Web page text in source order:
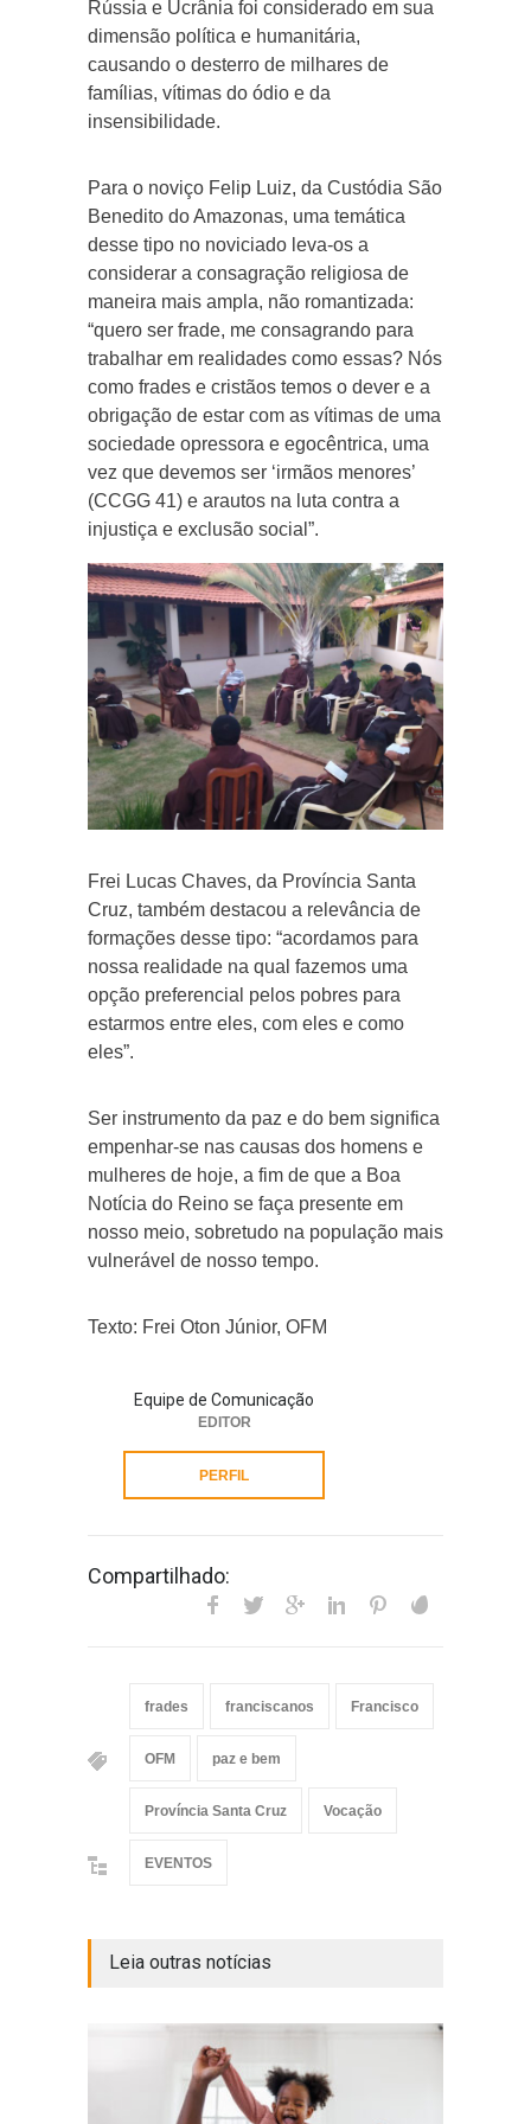
Rússia e Ucrânia foi considerado em sua
dimensão política e humanitária,
causando o desterro de milhares de
famílias, vítimas do ódio e da
insensibilidade.
Para o noviço Felip Luiz, da Custódia São
Benedito do Amazonas, uma temática
desse tipo no noviciado leva-os a
considerar a consagração religiosa de
maneira mais ampla, não romantizada:
“quero ser frade, me consagrando para
trabalhar em realidades como essas? Nós
como frades e cristãos temos o dever e a
obrigação de estar com as vítimas de uma
sociedade opressora e egocêntrica, uma
vez que devemos ser ‘irmãos menores’
(CCGG 41) e arautos na luta contra a
injustiça e exclusão social”.
Frei Lucas Chaves, da Província Santa
Cruz, também destacou a relevância de
formações desse tipo: “acordamos para
nossa realidade na qual fazemos uma
opção preferencial pelos pobres para
estarmos entre eles, com eles e como
eles”.
Ser instrumento da paz e do bem significa
empenhar-se nas causas dos homens e
mulheres de hoje, a fim de que a Boa
Notícia do Reino se faça presente em
nosso meio, sobretudo na população mais
vulnerável de nosso tempo.
Texto: Frei Oton Júnior, OFM
Equipe de Comunicação
EDITOR
PERFIL
Compartilhado:
frades franciscanos Francisco
OFM paz e bem
Província Santa Cruz Vocação
EVENTOS
Leia outras notícias